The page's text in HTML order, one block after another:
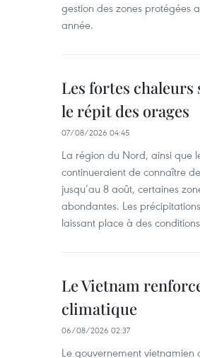
gestion des zones protégées
année.
Les fortes
le répit des orages
07/08/2026 04:45
La région du Nord, ainsi que
continueraient de connaître
jusqu’au 8 août, certaines
abondantes. Les
laissant place à des
Le Vietnam
climatique
06/08/2026 02:37
Le gouvernement